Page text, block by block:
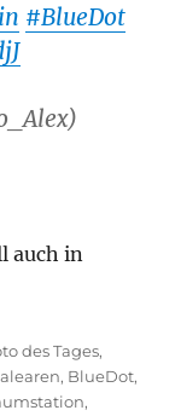
#BlueDot
auch in
des Tages,
, BlueDot,
,